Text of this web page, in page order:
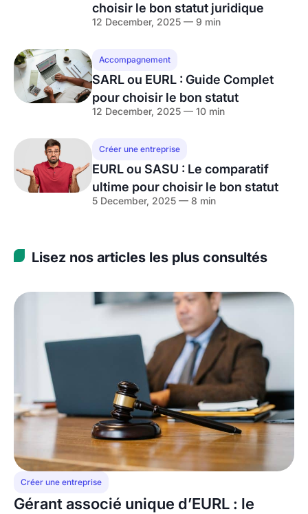
choisir le bon statut juridique
12 December, 2025 — 9 min
Accompagnement
SARL ou EURL : Guide Complet
pour choisir le bon statut
12 December, 2025 — 10 min
Créer une entreprise
EURL ou SASU : Le comparatif
ultime pour choisir le bon statut
5 December, 2025 — 8 min
Lisez nos articles les plus consultés
Créer une entreprise
Gérant associé unique d’EURL : le